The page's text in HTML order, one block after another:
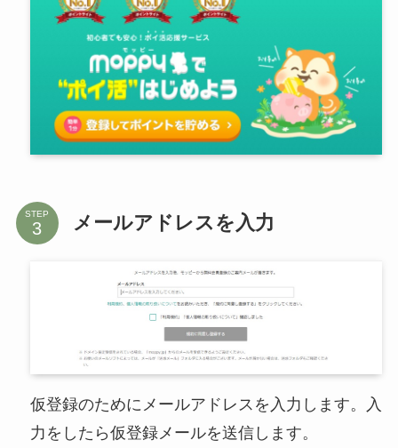
STEP メールアドレスを入力
仮登録のためにメールアドレスを入力します。入
力をしたら仮登録メールを送信します。